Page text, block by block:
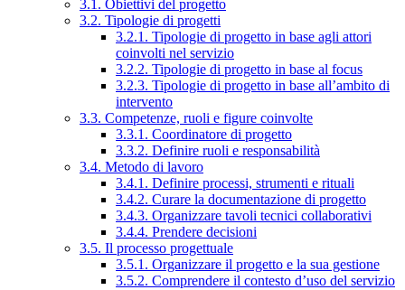
3.1. Obiettivi del progetto
3.2. Tipologie di progetti
3.2.1. Tipologie di progetto in base agli attori
coinvolti nel servizio
3.2.2. Tipologie di progetto in base al focus
3.2.3. Tipologie di progetto in base all’ambito di
intervento
3.3. Competenze, ruoli e figure coinvolte
3.3.1. Coordinatore di progetto
3.3.2. Definire ruoli e responsabilità
3.4. Metodo di lavoro
3.4.1. Definire processi, strumenti e rituali
3.4.2. Curare la documentazione di progetto
3.4.3. Organizzare tavoli tecnici collaborativi
3.4.4. Prendere decisioni
3.5. Il processo progettuale
3.5.1. Organizzare il progetto e la sua gestione
3.5.2. Comprendere il contesto d’uso del servizio